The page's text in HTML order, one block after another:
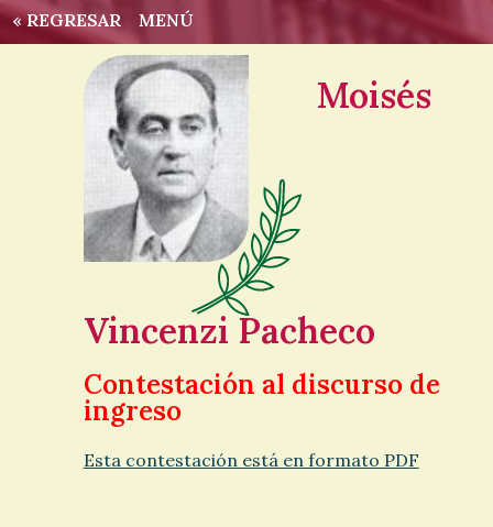
« REGRESAR MENÚ
Moisés
Vincenzi Pacheco
Contestación al discurso de
ingreso
Esta contestación está en formato PDF